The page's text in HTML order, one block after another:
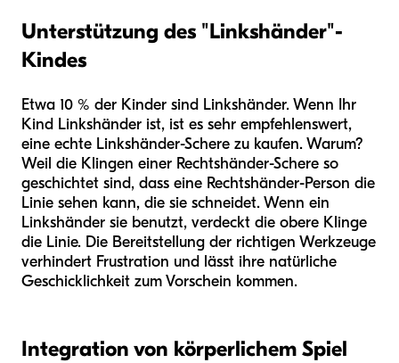
Unterstützung des "Linkshänder"-
Kindes
Etwa 10 % der Kinder sind Linkshänder. Wenn Ihr
Kind Linkshänder ist, ist es sehr empfehlenswert,
eine echte Linkshänder-Schere zu kaufen. Warum?
Weil die Klingen einer Rechtshänder-Schere so
geschichtet sind, dass eine Rechtshänder-Person die
Linie sehen kann, die sie schneidet. Wenn ein
Linkshänder sie benutzt, verdeckt die obere Klinge
die Linie. Die Bereitstellung der richtigen Werkzeuge
verhindert Frustration und lässt ihre natürliche
Geschicklichkeit zum Vorschein kommen.
Integration von körperlichem Spiel